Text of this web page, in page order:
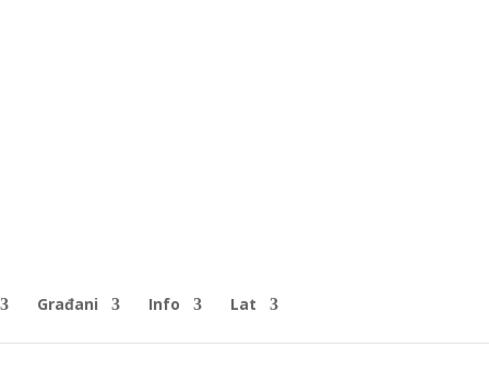
Građani Info Lat